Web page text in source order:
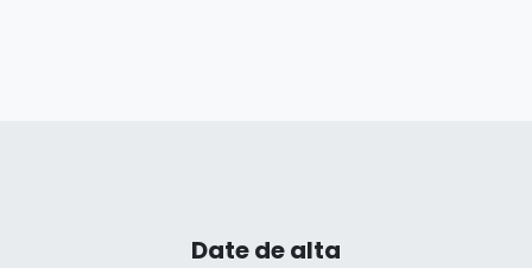
Date de alta